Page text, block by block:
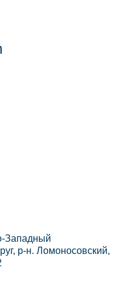
Западный
р-н. Ломоносовский,